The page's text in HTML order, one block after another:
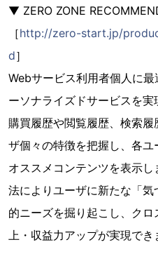
▼ ZERO ZONE
［http://zero-start.jp/
d］
Webサービス利用者個人に
ーソナライズドサービスを実
購買履歴や閲覧履歴、検索
ザ個々の特徴を把握し、各
オススメコンテンツを表示
法によりユーザに新たな「
的ニーズを掘り起こし、ク
上・収益力アップが実現でき